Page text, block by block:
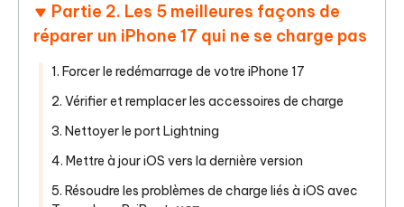
Partie 2. Les 5 meilleures façons de
réparer un iPhone 17 qui ne se charge pas
1. Forcer le redémarrage de votre iPhone 17
2. Vérifier et remplacer les accessoires de charge
3. Nettoyer le port Lightning
4. Mettre à jour iOS vers la dernière version
5. Résoudre les problèmes de charge liés à iOS avec